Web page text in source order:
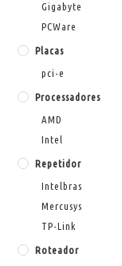
Gigabyte
PCWare
Placas
pci-e
Processadores
AMD
Intel
Repetidor
Intelbras
Mercusys
TP-Link
Roteador